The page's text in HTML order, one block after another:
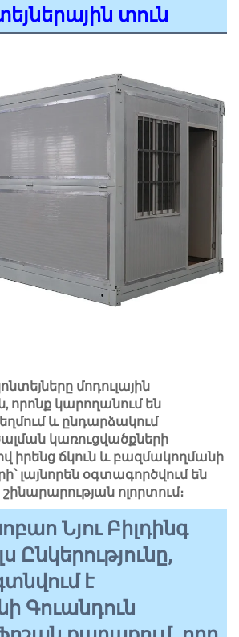
տուն
մոդուլային
որոնք կարողանում են
և ընդարձակում
կառուցվածքների
իրենց ճկուն և բազմակողմանի
լայնորեն օգտագործվում են
ոլորտում։
Նյու Բիլդինգ
Ընկերությունը,
է
Գուանդուն